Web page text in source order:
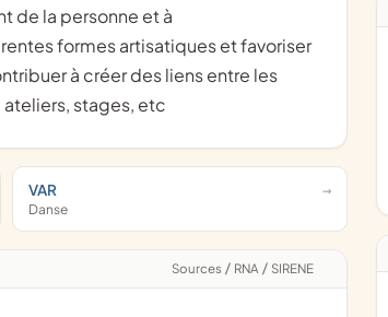
formes artisatiques et favoriser
à créer des liens entre les
stages, etc
VAR
Danse
Sources / RNA / SIRENE